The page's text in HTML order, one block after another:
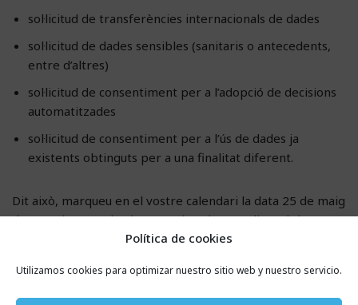
Política de cookies
Utilizamos cookies para optimizar nuestro sitio web y nuestro servicio.
sol·licitud de transferències internacionals de dades
sol·licitud de dades sensibles (sanitaris o antecedents,
entre d’altres)
sol·licitud de consentiment per a l’adopció de decisions
automatitzades
sol·licitud de consentiment per a l’ús de dades ja
existents obtinguts per a una finalitat diferent.
Dit això, marqueu en el vostre calendari la data 25 de maig
de 2018 i no perdeu l’oportunitat de complir amb les
noves exigències del RGPD.